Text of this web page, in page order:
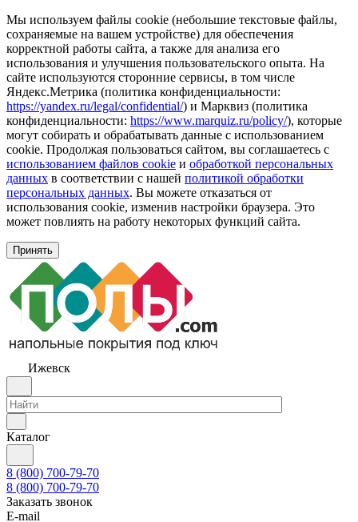
Мы используем файлы cookie (небольшие текстовые файлы,
сохраняемые на вашем устройстве) для обеспечения
корректной работы сайта, а также для анализа его
использования и улучшения пользовательского опыта. На
сайте используются сторонние сервисы, в том числе
Яндекс.Метрика (политика конфиденциальности:
https://yandex.ru/legal/confidential/) и Марквиз (политика
конфиденциальности: https://www.marquiz.ru/policy/), которые
могут собирать и обрабатывать данные с использованием
cookie. Продолжая пользоваться сайтом, вы соглашаетесь с
использованием файлов cookie и обработкой персональных
данных в соответствии с нашей политикой обработки
персональных данных. Вы можете отказаться от
использования cookie, изменив настройки браузера. Это
может повлиять на работу некоторых функций сайта.
Принять
Ижевск
Каталог
8 (800) 700-79-70
8 (800) 700-79-70
Заказать звонок
E-mail